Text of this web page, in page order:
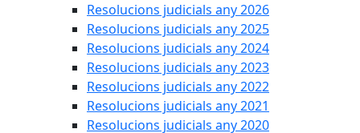
Resolucions judicials any 2026
Resolucions judicials any 2025
Resolucions judicials any 2024
Resolucions judicials any 2023
Resolucions judicials any 2022
Resolucions judicials any 2021
Resolucions judicials any 2020